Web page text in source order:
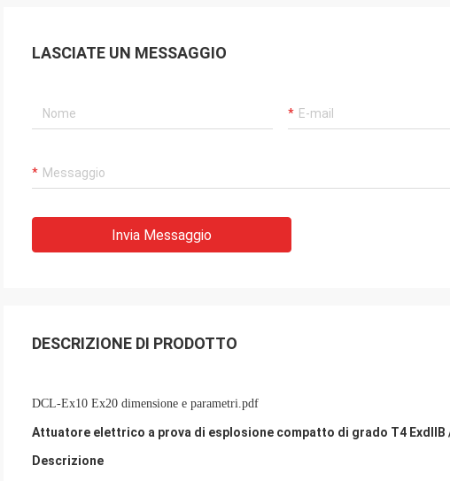
outsourcing.LASCIATE UN MESSAGGIO
Invia Messaggio
DESCRIZIONE DI PRODOTTO
DCL-Ex10 Ex20 dimensione e parametri.pdf
Attuatore elettrico a prova di esplosione compatto di grado T4 ExdIIB
Descrizione